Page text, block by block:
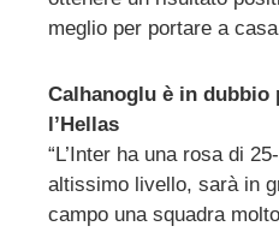
meglio per portare a
Calhanoglu è in dubbio
l’Hellas
“L’Inter ha una rosa di
altissimo livello, sarà in
campo una squadra